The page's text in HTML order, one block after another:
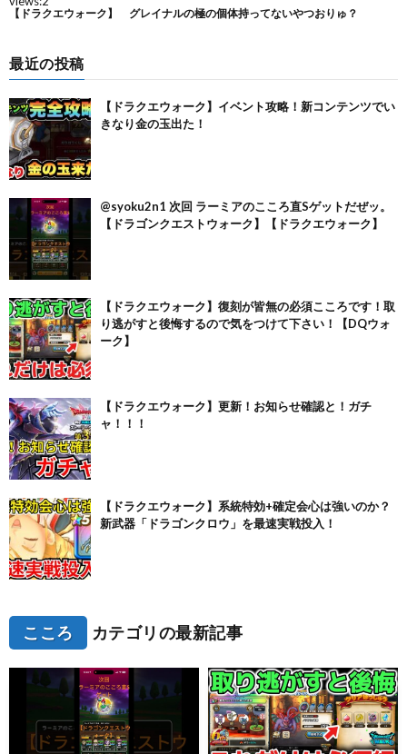
最近の投稿
【ドラクエウォーク】イベント攻略！新コンテンツでい
きなり金の玉出た！
@syoku2n1 次回 ラーミアのこころ直Sゲットだぜッ。
【ドラゴンクエストウォーク】【ドラクエウォーク】
【ドラクエウォーク】復刻が皆無の必須こころです！取
り逃がすと後悔するので気をつけて下さい！【DQウォ
ーク】
【ドラクエウォーク】更新！お知らせ確認と！ガチ
ャ！！！
【ドラクエウォーク】系統特効+確定会心は強いのか？
新武器「ドラゴンクロウ」を最速実戦投入！
こころ カテゴリの最新記事